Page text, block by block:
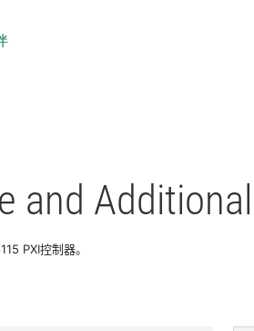
and
PXI控制器。